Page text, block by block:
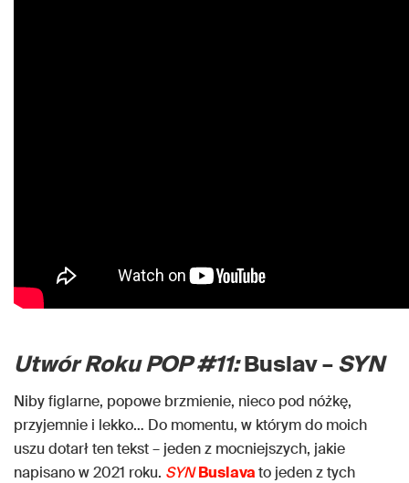
Utwór Roku POP #11:Buslav –SYN
Niby figlarne, popowe brzmienie, nieco pod nóżkę,
przyjemnie i lekko… Do momentu, w którym do moich
uszu dotarł ten tekst – jeden z mocniejszych, jakie
napisano w 2021 roku. SYNBuslavato jeden z tych